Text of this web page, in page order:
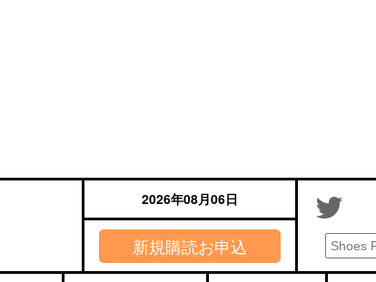
2026年08月06日
新規購読お申込